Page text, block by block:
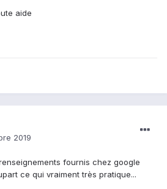
aide
2019
fournis chez google
ce qui vraiment très pratique...